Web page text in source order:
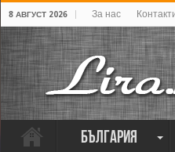
8 АВГУСТ 2026 За нас
България